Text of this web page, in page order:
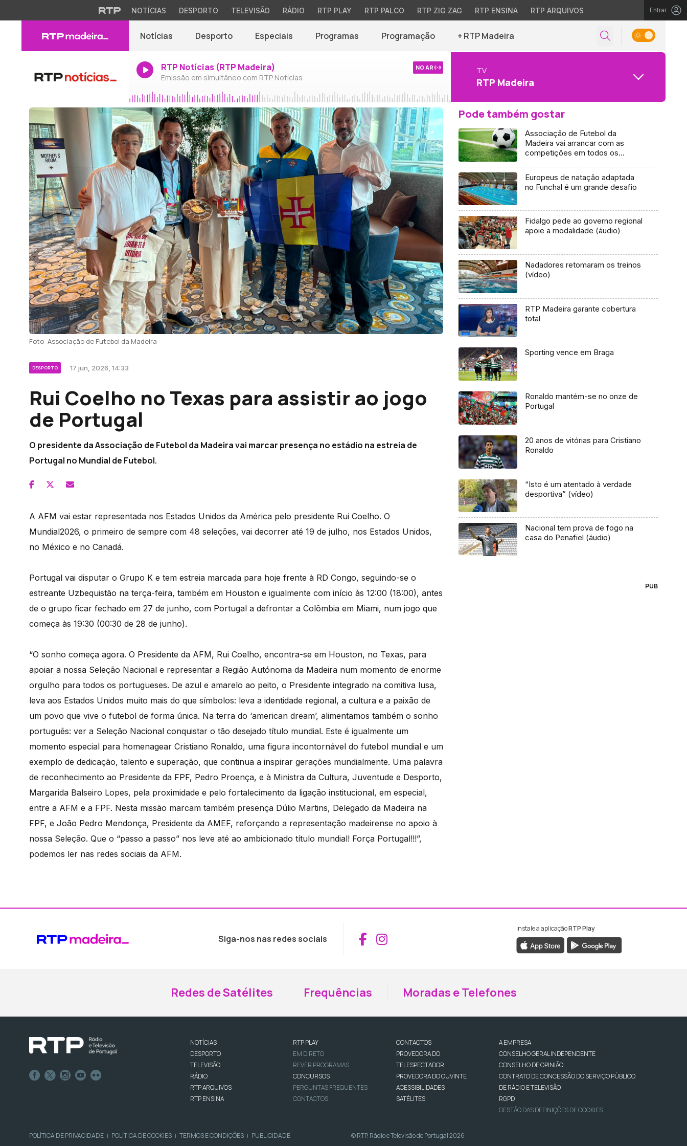
NOTÍCIAS DESPORTO TELEVISÃO RÁDIO RTP PLAY RTP PALCO RTP ZIG ZAG RTP ENSINA RTP ARQUIVOS Entrar
Notícias Desporto Especiais Programas Programação + RTP Madeira
RTP Notícias (RTP Madeira)
Emissão em simultâneo com RTP Notícias
NO AR TV
RTP Madeira
Foto: Associação de Futebol da Madeira
DESPORTO 17 jun, 2026, 14:33
Rui Coelho no Texas para assistir ao jogo
de Portugal
O presidente da Associação de Futebol da Madeira vai marcar presença no estádio na estreia de
Portugal no Mundial de Futebol.
A AFM vai estar representada nos Estados Unidos da América pelo presidente Rui Coelho. O
Mundial2026, o primeiro de sempre com 48 seleções, vai decorrer até 19 de julho, nos Estados Unidos,
no México e no Canadá.
Portugal vai disputar o Grupo K e tem estreia marcada para hoje frente à RD Congo, seguindo-se o
estreante Uzbequistão na terça-feira, também em Houston e igualmente com início às 12:00 (18:00), antes
de o grupo ficar fechado em 27 de junho, com Portugal a defrontar a Colômbia em Miami, num jogo que
começa às 19:30 (00:30 de 28 de junho).
“O sonho começa agora. O Presidente da AFM, Rui Coelho, encontra-se em Houston, no Texas, para
apoiar a nossa Seleção Nacional e representar a Região Autónoma da Madeira num momento de enorme
orgulho para todos os portugueses. De azul e amarelo ao peito, o Presidente integrado na comitiva lusa,
leva aos Estados Unidos muito mais do que símbolos: leva a identidade regional, a cultura e a paixão de
um povo que vive o futebol de forma única. Na terra do ‘american dream’, alimentamos também o sonho
português: ver a Seleção Nacional conquistar o tão desejado título mundial. Este é igualmente um
momento especial para homenagear Cristiano Ronaldo, uma figura incontornável do futebol mundial e um
exemplo de dedicação, talento e superação, que continua a inspirar gerações mundialmente. Uma palavra
de reconhecimento ao Presidente da FPF, Pedro Proença, e à Ministra da Cultura, Juventude e Desporto,
Margarida Balseiro Lopes, pela proximidade e pelo fortalecimento da ligação institucional, em especial,
entre a AFM e a FPF. Nesta missão marcam também presença Dúlio Martins, Delegado da Madeira na
FPF, e João Pedro Mendonça, Presidente da AMEF, reforçando a representação madeirense no apoio à
nossa Seleção. Que o “passo a passo” nos leve até ao ambicionado título mundial! Força Portugal!!!”,
podemos ler nas redes sociais da AFM.
Pode também gostar
Associação de Futebol da
Madeira vai arrancar com as
competições em todos os
Europeus de natação adaptada
no Funchal é um grande desafio
Fidalgo pede ao governo regional
apoie a modalidade (áudio)
Nadadores retomaram os treinos
(vídeo)
RTP Madeira garante cobertura
total
Sporting vence em Braga
Ronaldo mantém-se no onze de
Portugal
20 anos de vitórias para Cristiano
Ronaldo
“Isto é um atentado à verdade
desportiva” (vídeo)
Nacional tem prova de fogo na
casa do Penafiel (áudio)
PUB
Siga-nos nas redes sociais Aceder ao Facebook da RTP Madeira
Aceder ao Instagram da RTP Madeira
Instale a aplicaçãoRTP Play
Redes de Satélites Frequências Moradas e Telefones
NOTÍCIAS
DESPORTO
TELEVISÃO
RÁDIO
RTP ARQUIVOS
RTP ENSINA
RTP PLAY
EM DIRETO
REVER PROGRAMAS
CONCURSOS
PERGUNTAS FREQUENTES
CONTACTOS
CONTACTOS
PROVEDORA DO
TELESPECTADOR
PROVEDORA DO OUVINTE
ACESSIBILIDADES
SATÉLITES
A EMPRESA
CONSELHO GERAL INDEPENDENTE
CONSELHO DE OPINIÃO
CONTRATO DE CONCESSÃO DO SERVIÇO PÚBLICO
DE RÁDIO E TELEVISÃO
RGPD
GESTÃO DAS DEFINIÇÕES DE COOKIES
POLÍTICA DE PRIVACIDADE | POLÍTICA DE COOKIES | TERMOS E CONDIÇÕES | PUBLICIDADE © RTP, Rádio e Televisão de Portugal 2026